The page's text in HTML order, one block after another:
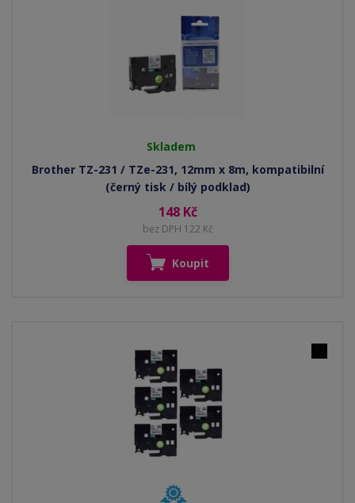
Skladem
Brother TZ-231 / TZe-231, 12mm x 8m, kompatibilní
(černý tisk / bílý podklad)
148 Kč
bez DPH 122 Kč
Koupit